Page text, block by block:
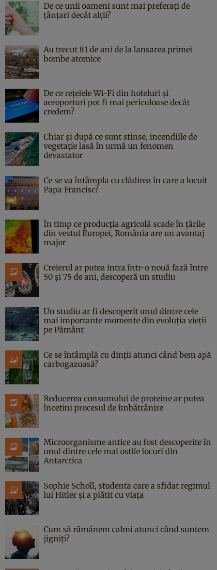
De ce unii oameni sunt mai preferați de
țânțari decât alții?
Au trecut 81 de ani de la lansarea primei
bombe atomice
De ce rețelele Wi-Fi din hoteluri și
aeroporturi pot fi mai periculoase decât
credem?
Chiar și după ce sunt stinse, incendiile de
vegetație lasă în urmă un fenomen
devastator
Ce se va întâmpla cu clădirea în care a locuit
Papa Francisc?
În timp ce producția agricolă scade în țările
din vestul Europei, România are un avantaj
major
Creierul ar putea intra într-o nouă fază între
50 și 75 de ani, descoperă un studiu
Un studiu ar fi descoperit unul dintre cele
mai importante momente din evoluția vieții
pe Pământ
Ce se întâmplă cu dinții atunci când bem apă
carbogazoasă?
Reducerea consumului de proteine ar putea
încetini procesul de îmbătrânire
Microorganisme antice au fost descoperite în
unul dintre cele mai ostile locuri din
Antarctica
Sophie Scholl, studenta care a sfidat regimul
lui Hitler și a plătit cu viața
Cum să rămânem calmi atunci când suntem
jigniți?